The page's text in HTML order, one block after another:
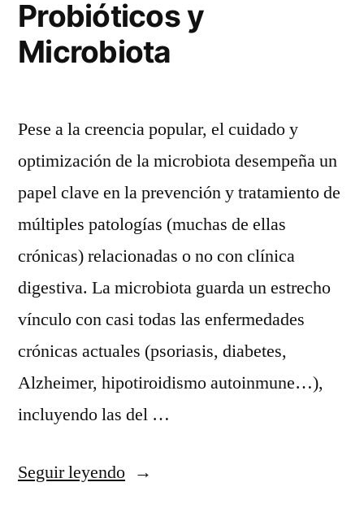
Probióticos y
Microbiota
Pese a la creencia popular, el cuidado y
optimización de la microbiota desempeña un
papel clave en la prevención y tratamiento de
múltiples patologías (muchas de ellas
crónicas) relacionadas o no con clínica
digestiva. La microbiota guarda un estrecho
vínculo con casi todas las enfermedades
crónicas actuales (psoriasis, diabetes,
Alzheimer, hipotiroidismo autoinmune…),
incluyendo las del …
Seguir leyendo«Probióticos